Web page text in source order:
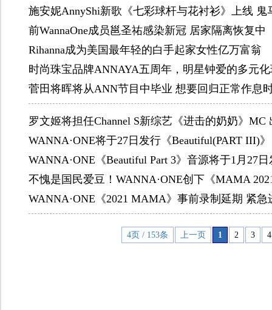
施安妮AnnyShi新歌《七彩球杆与花衬衫》上线 鬼
前WannaOne成员邕圣祐感染新冠 居家隔离恢复中
Rihanna成为美国最年轻的白手起家女性亿万富翁
时尚珠宝品牌ANNAYA五周年，明星钟爱的多元
菅田将晖将从ANN节目中毕业 想要回归正常作息
罗文姬将担任Channel S新综艺《进击的奶奶》MC
WANNA·ONE将于27日发行《Beautiful(PART III)
WANNA·ONE《Beautiful Part 3》音源将于1月27
不愧是国民爱豆！WANNA·ONE创下《MAMA
WANNA·ONE《2021 MAMA》事前录制延期 紧急
4页 / 153条 上一页 1 2 3 4